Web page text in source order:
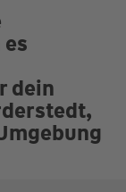
dein